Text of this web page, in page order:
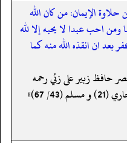
الإيمان: من كان الله
ومن احب عبدا لا يحبه إلا لله
ان انقذه الله منه كما
حافظ زبير على زئي رحمه
67)»